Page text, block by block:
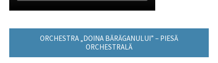
ORCHESTRA „DOINA BĂRĂGANULUI” – PIESĂ
ORCHESTRALĂ